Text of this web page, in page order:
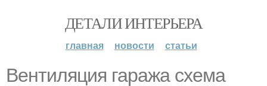
ДЕТАЛИ ИНТЕРЬЕРА
главная новости статьи
Вентиляция гаража схема